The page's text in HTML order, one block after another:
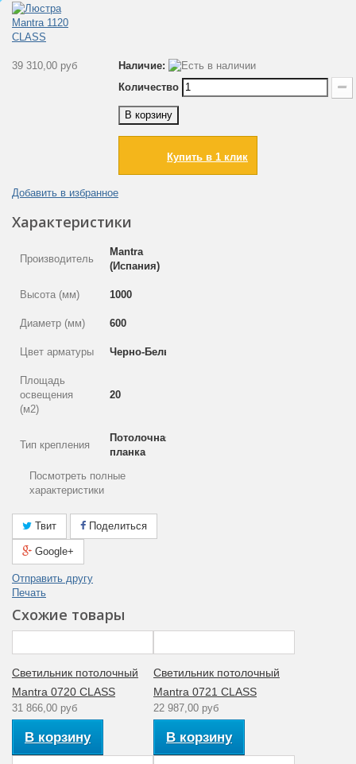
39 310,00 руб
Добавить в избранное
Наличие:
Количество
В корзину
Купить в 1 клик
Характеристики
Производитель
Mantra
(Испания)
Высота (мм) 1000
Диаметр (мм) 600
Цвет арматуры Черно-Белый
Площадь
освещения
(м2)
20
Тип крепления
Потолочная
планка
Общая
мощность (Вт)
Гарантия
производителя
(месяцы)
12
Количество
ламп
Стиль Современный
Аналог лампе
(Вт)
Рабочее
напряжение (V)
Материал
Хрусталь/
Посмотреть полные
характеристики
Твит Поделиться
Google+
Отправить другу
Печать
Схожие товары
Светильник потолочный
Mantra 0720 CLASS
31 866,00 руб
В корзину
Светильник потолочный
Mantra 0721 CLASS
22 987,00 руб
В корзину